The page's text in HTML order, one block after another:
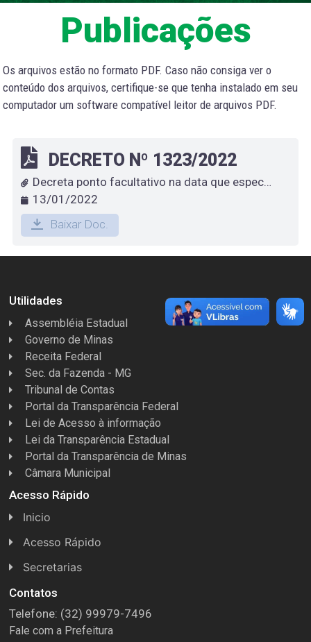
Publicações
Os arquivos estão no formato PDF. Caso não consiga ver o
conteúdo dos arquivos, certifique-se que tenha instalado em seu
computador um software compatível leitor de arquivos PDF.
DECRETO Nº 1323/2022
Decreta ponto facultativo na data que especifica
13/01/2022
Baixar Doc.
Utilidades
Assembléia Estadual
Governo de Minas
Receita Federal
Sec. da Fazenda - MG
Tribunal de Contas
Portal da Transparência Federal
Lei de Acesso à informação
Lei da Transparência Estadual
Portal da Transparência de Minas
Câmara Municipal
Acesso Rápido
Inicio
Acesso Rápido
Concursos
Conselhos
Espera Feliz Antigamente
Secretarias
Licitações
Secretaria de Esportes
Contatos
Telefone: (32) 99979-7496
Fale com a Prefeitura